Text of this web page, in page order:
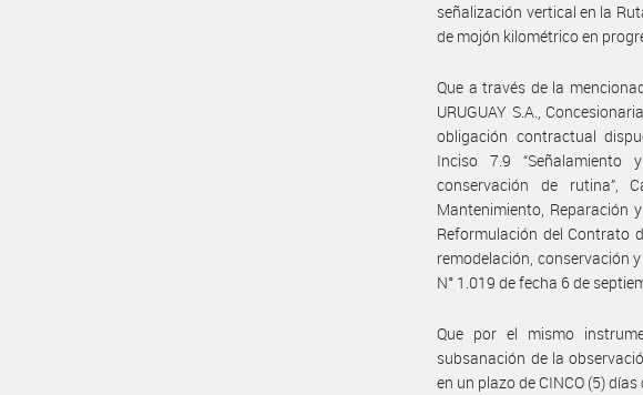
señalización vertical en la
de mojón kilométrico en
Que a través de la
URUGUAY S.A.,
obligación contractual
Inciso 7.9 “Señalamiento
conservación de rutina”,
Mantenimiento, Reparación
Reformulación del Contrato
remodelación, conservación
N° 1.019 de fecha 6 de
Que por el mismo
subsanación de la
en un plazo de CINCO (5)